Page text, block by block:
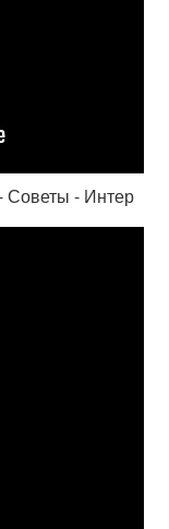
Советы - Интер